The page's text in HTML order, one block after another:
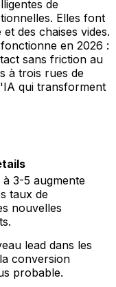
de
Elles font
des chaises vides.
en 2026 :
sans friction au
à trois rues de
qui transforment
3-5 augmente
taux de
nouvelles
lead dans les
conversion
probable.